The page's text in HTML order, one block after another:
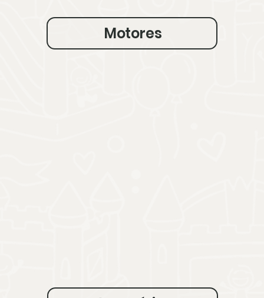
Motores